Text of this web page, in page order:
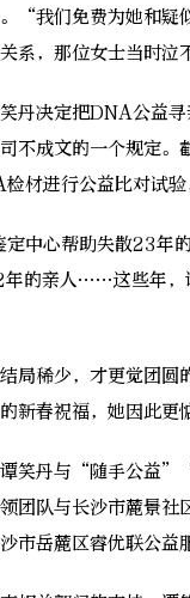
“我们免费为她和疑
系，那位女士当时泣
决定把DNA公益寻
不成文的一个规定
材进行公益比对试验
心帮助失散23年的
年的亲人……这些年，
稀少，才更觉团圆
新春祝福，她因此更
丹与“随手公益”“
团队与长沙市麓景
市岳麓区睿优联公益